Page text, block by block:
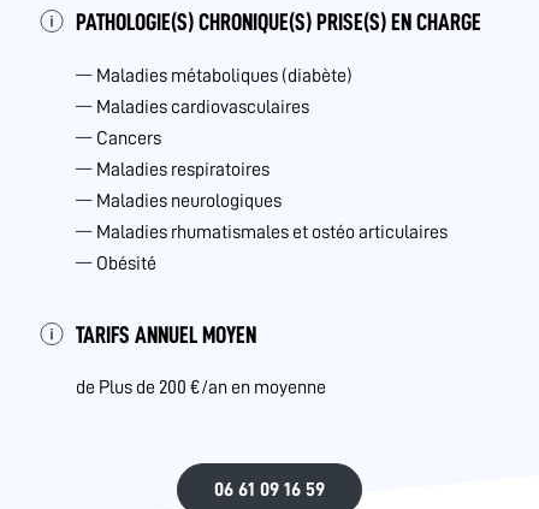
PATHOLOGIE(S) CHRONIQUE(S) PRISE(S) EN CHARGE
Maladies métaboliques (diabète)
Maladies cardiovasculaires
Cancers
Maladies respiratoires
Maladies neurologiques
Maladies rhumatismales et ostéo articulaires
Obésité
TARIFS ANNUEL MOYEN
de Plus de 200 €/an en moyenne
06 61 09 16 59